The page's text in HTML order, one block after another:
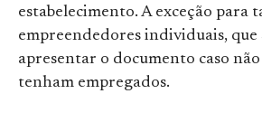
estabelecimento. A exceção para
empreendedores individuais, que
apresentar o documento caso não
tenham empregados.